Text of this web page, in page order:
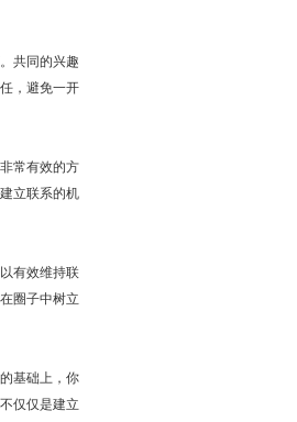
共同的兴趣
，避免一开
常有效的方
立联系的机
有效维持联
圈子中树立
基础上，你
仅仅是建立